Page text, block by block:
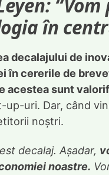
în
decalajului de
în cererile de
acestea sunt
up-uri. Dar, când
noștri.
decalaj. Așadar,
noastre.